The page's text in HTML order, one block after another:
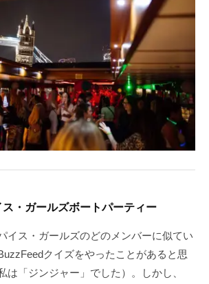
・ガールズボートパーティー
イス・ガールズのどのメンバーに似てい
クイズをやったことがあると思
は「ジンジャー」でした）。しかし、